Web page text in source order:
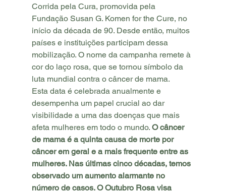
Corrida pela Cura, promovida pela
Fundação Susan G. Komen for the Cure, no
início da década de 90. Desde então, muitos
países e instituições participam dessa
mobilização. O nome da campanha remete à
cor do laço rosa, que se tornou símbolo da
luta mundial contra o câncer de mama.
Esta data é celebrada anualmente e
desempenha um papel crucial ao dar
visibilidade a uma das doenças que mais
afeta mulheres em todo o mundo. O câncer
de mama é a quinta causa de morte por
câncer em geral e a mais frequente entre as
mulheres. Nas últimas cinco décadas, temos
observado um aumento alarmante no
número de casos. O Outubro Rosa visa